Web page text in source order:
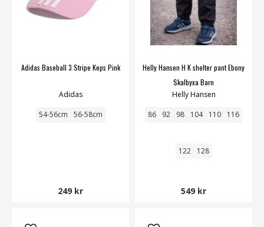
Adidas Baseball 3 Stripe Keps Pink
Adidas
54-56cm 56-58cm
249 kr
Helly Hansen H K shelter pant Ebony
Skalbyxa Barn
Helly Hansen
86 92 98 104 110 116
122 128
549 kr